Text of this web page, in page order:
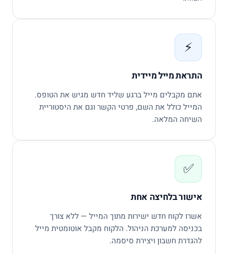
⚡
התראת מייל מיידית
אתם מקבלים מייל ברגע שליד חדש מגיש את הטופס.
המייל כולל את השם, פרטי הקשר וגם את היסטוריית
השיחה המלאה.
✅
אישור בלחיצה אחת
אשרו לקוח חדש ישירות מתוך המייל — ללא צורך
בכניסה למערכת הניהול. הלקוח מקבל אוטומטית מייל
להגדרת חשבון ויצירת סיסמה.